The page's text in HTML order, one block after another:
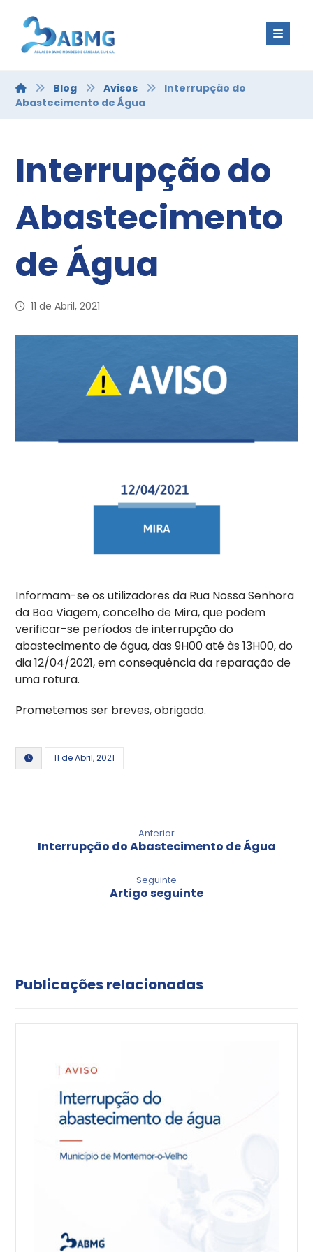
Blog Avisos
Interrupção do
Abastecimento de Água
Interrupção do
Abastecimento
de Água
11 de Abril, 2021
Informam-se os utilizadores da Rua Nossa Senhora
da Boa Viagem, concelho de Mira, que podem
verificar-se períodos de interrupção do
abastecimento de água, das 9H00 até às 13H00, do
dia 12/04/2021, em consequência da reparação de
uma rotura.
Prometemos ser breves, obrigado.
11 de Abril, 2021
Anterior
Interrupção do Abastecimento de Água
Seguinte
Artigo seguinte
Publicações relacionadas